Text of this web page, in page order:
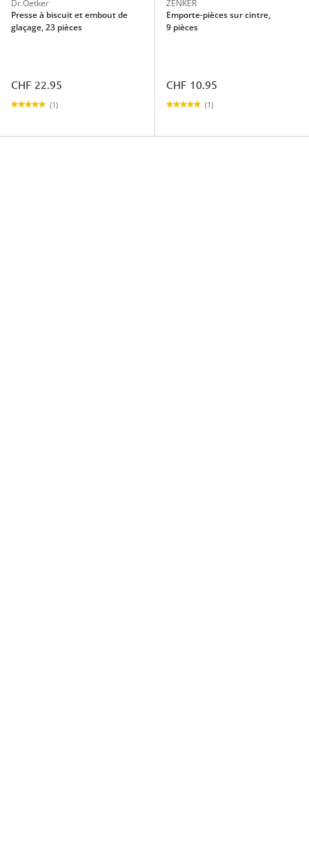
Dr.Oetker
Presse à biscuit et embout de
glaçage, 23 pièces
CHF 22.95
(1)
ZENKER
Emporte-pièces sur cintre,
9 pièces
CHF 10.95
(1)